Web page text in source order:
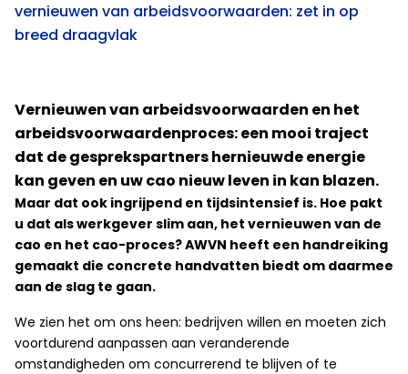
vernieuwen van arbeidsvoorwaarden: zet in op
breed draagvlak
Vernieuwen van arbeidsvoorwaarden en het
arbeidsvoorwaardenproces: een mooi traject
dat de gesprekspartners hernieuwde energie
kan geven en uw cao nieuw leven in kan blazen.
Maar dat ook ingrijpend en tijdsintensief is. Hoe pakt
u dat als werkgever slim aan, het vernieuwen van de
cao en het cao-proces? AWVN heeft een handreiking
gemaakt die concrete handvatten biedt om daarmee
aan de slag te gaan.
We zien het om ons heen: bedrijven willen en moeten zich
voortdurend aanpassen aan veranderende
omstandigheden om concurrerend te blijven of te